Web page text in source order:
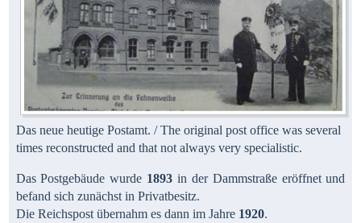
Das neue heutige Postamt. / The original post office was several
times reconstructed and that not always very specialistic.
Das Postgebäude wurde 1893 in der Dammstraße eröffnet und
befand sich zunächst in Privatbesitz.
Die Reichspost übernahm es dann im Jahre 1920.